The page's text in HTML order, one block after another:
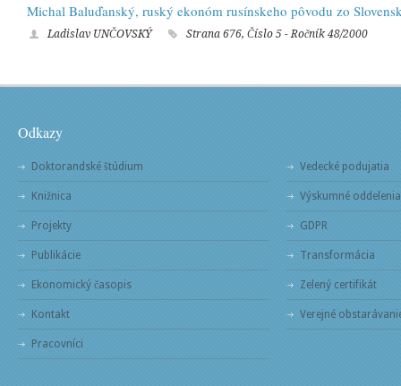
Michal Baluďanský, ruský ekonóm rusínskeho pôvodu zo
Ladislav UNČOVSKÝ Strana 676, Číslo 5 - Ročník 48/2000
Odkazy
Doktorandské štúdium
Knižnica
Projekty
Publikácie
Ekonomický časopis
Kontakt
Pracovníci
Vedecké podujatia
Výskumné oddelenia
GDPR
Transformácia
Zelený certifikát
Verejné